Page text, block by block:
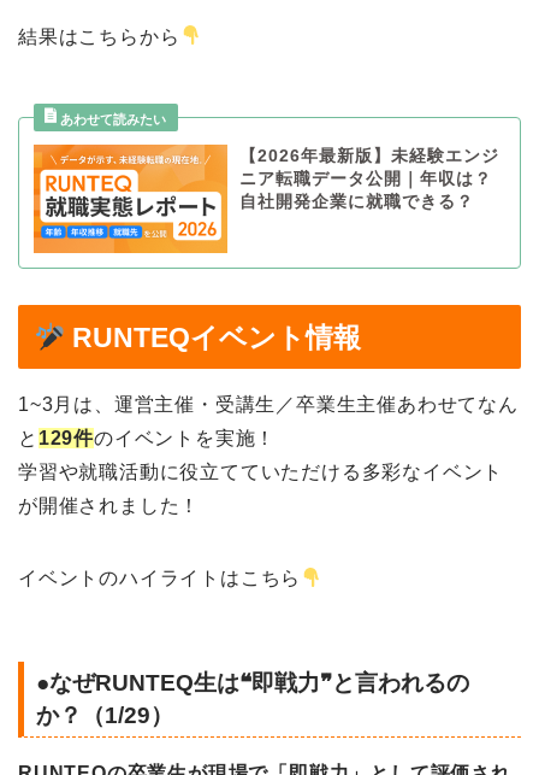
結果はこちらから
【2026年最新版】未経験エンジ
ニア転職データ公開｜年収は？
自社開発企業に就職できる？
RUNTEQイベント情報
1~3月は、運営主催・受講生／卒業生主催あわせてなん
と 129件のイベントを実施！
学習や就職活動に役立てていただける多彩なイベント
が開催されました！
イベントのハイライトはこちら
●なぜRUNTEQ生は❝即戦力❞と言われるの
か？（1/29）